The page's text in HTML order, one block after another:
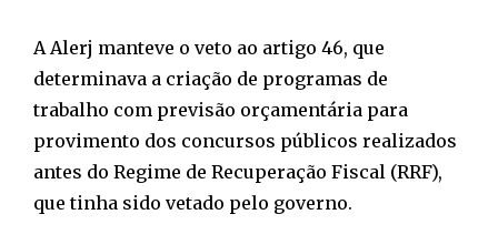
A Alerj manteve o veto ao artigo 46, que
determinava a criação de programas de
trabalho com previsão orçamentária para
provimento dos concursos públicos realizados
antes do Regime de Recuperação Fiscal (RRF),
que tinha sido vetado pelo governo.